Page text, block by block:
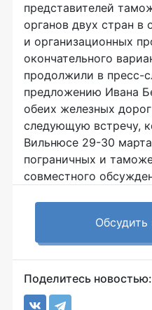
представителей
органов двух стран в
и организационных
окончательного
продолжили в пресс-
предложению Ивана
обеих железных дорог
следующую встречу,
Вильнюсе 29-30
пограничных и
совместного
Обсудить
Поделитесь новостью: